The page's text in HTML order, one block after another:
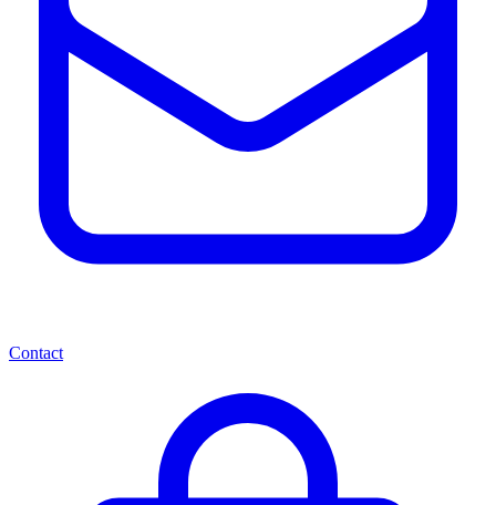
Contact